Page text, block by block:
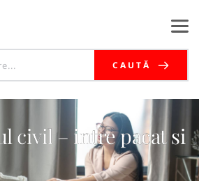
CAUTĂ
civil – intre pacat si